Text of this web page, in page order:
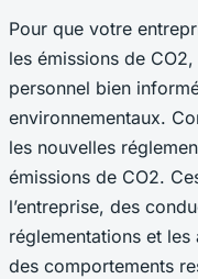
Pour que votre
les émissions de
personnel bien
environnementaux.
les nouvelles
émissions de CO2.
l’entreprise, des
réglementations et
des comportements